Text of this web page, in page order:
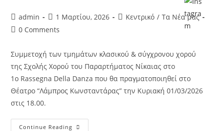
admin 1 Μαρτίου, 2026 Κεντρικό / Τα Νέα μας
0 Comments
Συμμετοχή των τμημάτων κλασικού & σύγχρονου χορού
της Σχολής Χορού του Παραρτήματος Νίκαιας στο
1ο Rassegna Della Danza που θα πραγματοποιηθεί στο
Θέατρο “Λάμπρος Κωνσταντάρας” την Κυριακή 01/03/2026
στις 18.00.
Continue Reading